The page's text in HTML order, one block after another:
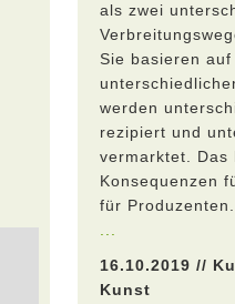
als zwei
Sie basieren auf
werden
rezipiert und
vermarktet. Das
Konsequenzen
für Produzenten.
16.10.2019 //
Kunst